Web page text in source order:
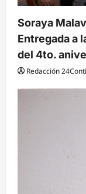
d
a
s
Soraya
Entregada a
del 4to.
Redacción